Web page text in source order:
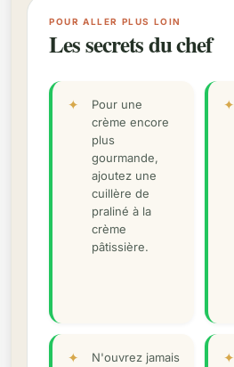
POUR ALLER PLUS LOIN
Les secrets du chef
Pour une
crème encore
plus
gourmande,
ajoutez une
cuillère de
praliné à la
crème
pâtissière.
N'ouvrez jamais